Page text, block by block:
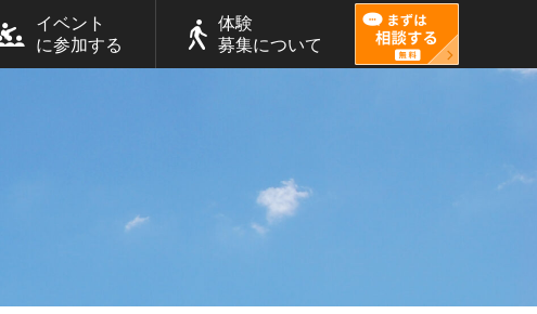
イベント
に参加する
体験
募集について